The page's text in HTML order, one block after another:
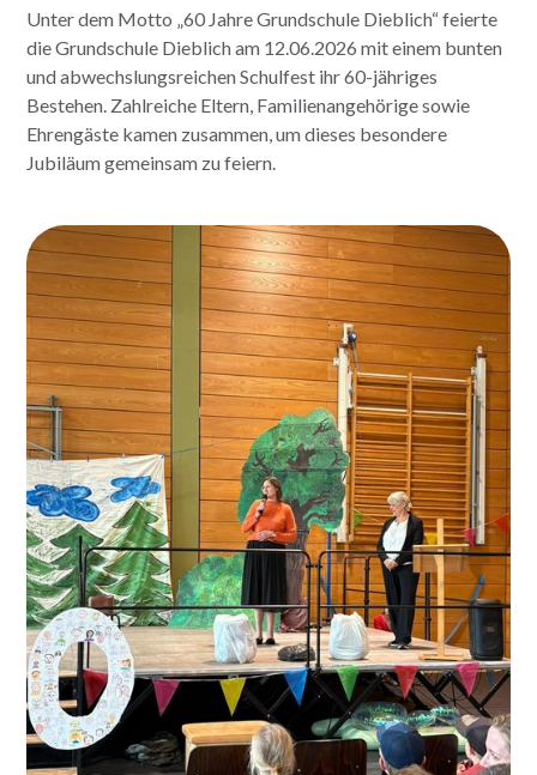
Unter dem Motto „60 Jahre Grundschule Dieblich“ feierte
die Grundschule Dieblich am 12.06.2026 mit einem bunten
und abwechslungsreichen Schulfest ihr 60-jähriges
Bestehen. Zahlreiche Eltern, Familienangehörige sowie
Ehrengäste kamen zusammen, um dieses besondere
Jubiläum gemeinsam zu feiern.